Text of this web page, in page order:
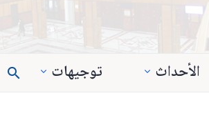
الأحداث توجيهات 